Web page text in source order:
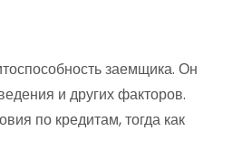
заемщика. Он
и других факторов.
по кредитам, тогда как